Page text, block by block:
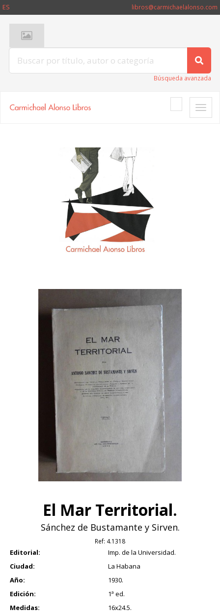
ES libros@carmichaelalonso.com
Búsqueda avanzada
Toggle
El Mar Territorial.
Sánchez de Bustamante y Sirven.
Ref: 4.1318
Editorial:
Imp. de la Universidad.
Ciudad:
La Habana
Año:
1930.
Edición:
1ª ed.
Medidas:
16x24.5.